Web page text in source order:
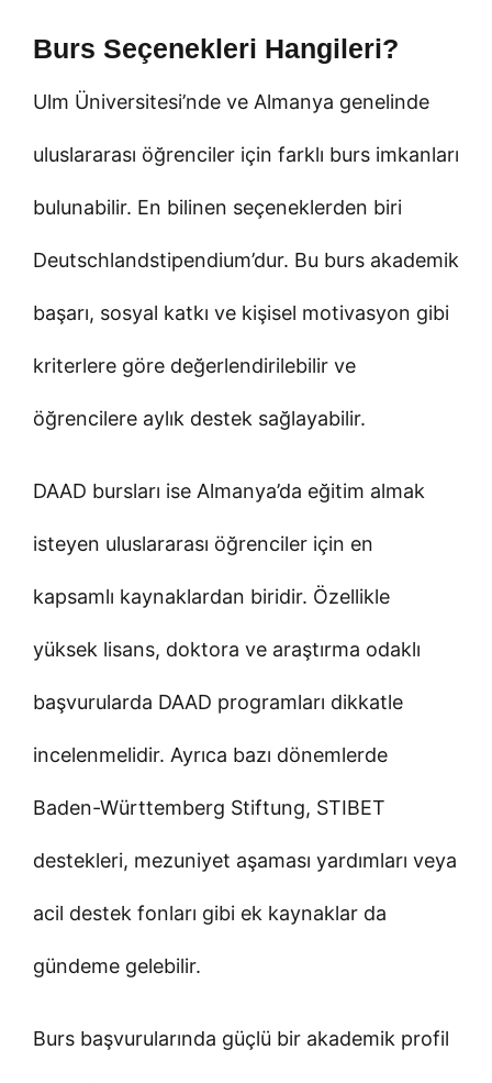
Burs Seçenekleri Hangileri?
Ulm Üniversitesi’nde ve Almanya genelinde
uluslararası öğrenciler için farklı burs imkanları
bulunabilir. En bilinen seçeneklerden biri
Deutschlandstipendium’dur. Bu burs akademik
başarı, sosyal katkı ve kişisel motivasyon gibi
kriterlere göre değerlendirilebilir ve
öğrencilere aylık destek sağlayabilir.
DAAD bursları ise Almanya’da eğitim almak
isteyen uluslararası öğrenciler için en
kapsamlı kaynaklardan biridir. Özellikle
yüksek lisans, doktora ve araştırma odaklı
başvurularda DAAD programları dikkatle
incelenmelidir. Ayrıca bazı dönemlerde
Baden-Württemberg Stiftung, STIBET
destekleri, mezuniyet aşaması yardımları veya
acil destek fonları gibi ek kaynaklar da
gündeme gelebilir.
Burs başvurularında güçlü bir akademik profil